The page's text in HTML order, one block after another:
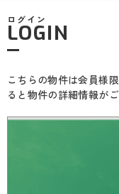
ログイン
LOGIN
こちらの物件は会員様
ると物件の詳細情報が